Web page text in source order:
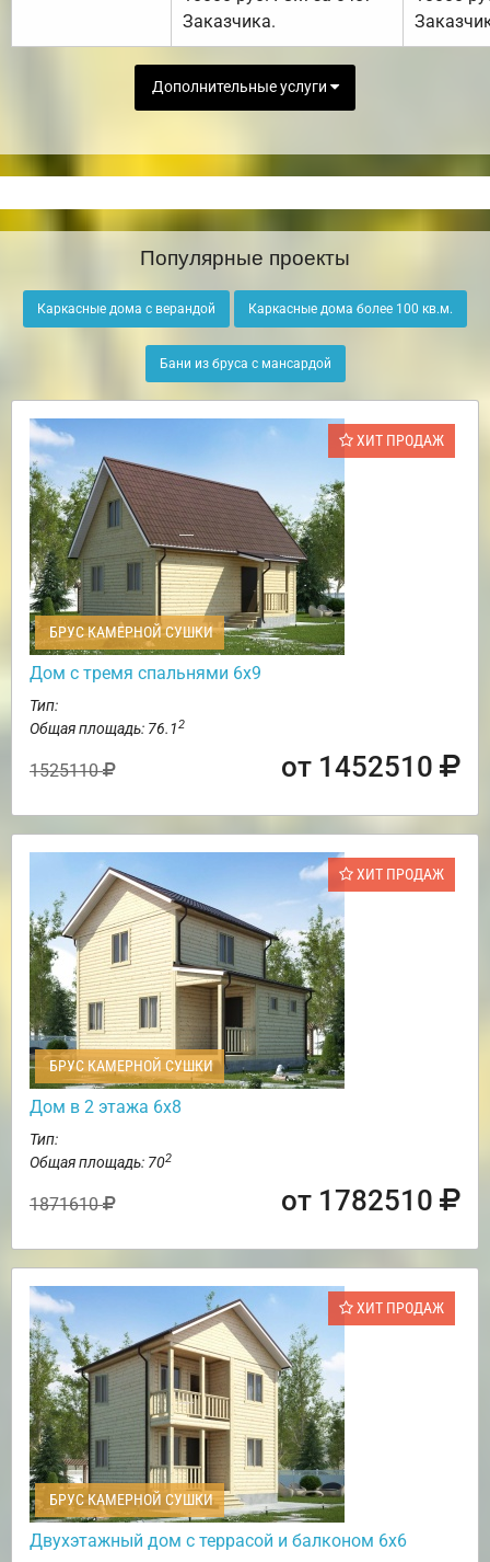
Заказчика.
Дополнительные услуги
Популярные проекты
Каркасные дома с верандой Каркасные дома более 100 кв.м.
Бани из бруса с мансардой
ХИТ ПРОДАЖ
БРУС КАМЕРНОЙ СУШКИ
Дом с тремя спальнями 6х9
Тип:
Общая площадь: 76.12
1525110 от 1452510
ХИТ ПРОДАЖ
БРУС КАМЕРНОЙ СУШКИ
Дом в 2 этажа 6х8
Тип:
Общая площадь: 702
1871610 от 1782510
ХИТ ПРОДАЖ
БРУС КАМЕРНОЙ СУШКИ
Двухэтажный дом с террасой и балконом 6х6